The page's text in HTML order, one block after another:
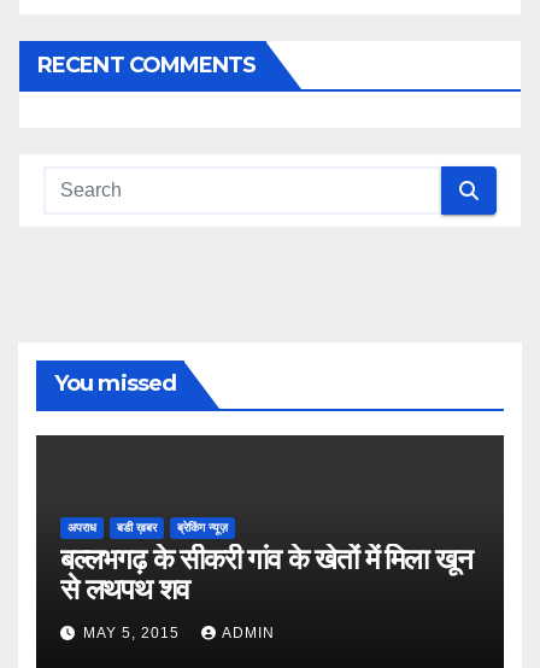
RECENT COMMENTS
You missed
अपराध बडी ख़बर ब्रेकिंग न्यूज़
बल्लभगढ़ के सीकरी गांव के खेतों में मिला खून
से लथपथ शव
MAY 5, 2015 ADMIN